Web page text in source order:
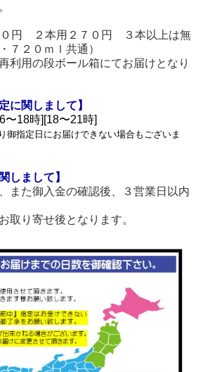
円 ２本用２７０円 ３本以上は無
２０ｍｌ共通）
利用の段ボール箱にてお届けとなり
に関しまして】
〜18時][18〜21時]
御指定日にお届けできない場合もございま
しまして】
また御入金の確認後、３営業日以内
取り寄せ後となります。